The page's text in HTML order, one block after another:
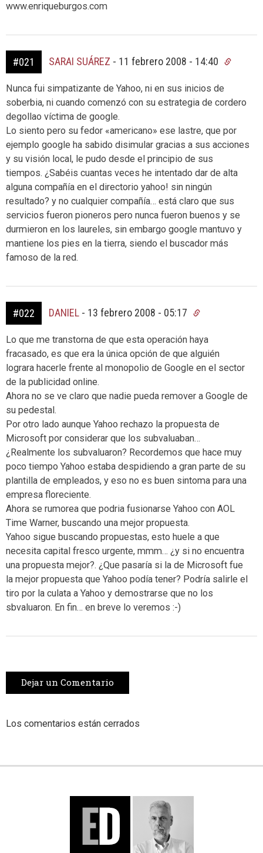
www.enriqueburgos.com
#021 SARAI SUÁREZ - 11 febrero 2008 - 14:40
Nunca fui simpatizante de Yahoo, ni en sus inicios de
soberbia, ni cuando comenzó con su estrategia de cordero
degollao víctima de google.
Lo siento pero su fedor «americano» ese lastre, que por
ejemplo google ha sabido disimular gracias a sus acciones
y su visión local, le pudo desde el principio de sus
tiempos. ¿Sabéis cuantas veces he intentado dar de alta
alguna compañía en el directorio yahoo! sin ningún
resultado? y no cualquier compañía… está claro que sus
servicios fueron pioneros pero nunca fueron buenos y se
durmieron en los laureles, sin embargo google mantuvo y
mantiene los pies en la tierra, siendo el buscador más
famoso de la red.
#022 DANIEL - 13 febrero 2008 - 05:17
Lo que me transtorna de que esta operación haya
fracasado, es que era la única opción de que alguién
lograra hacerle frente al monopolio de Google en el sector
de la publicidad online.
Ahora no se ve claro que nadie pueda remover a Google de
su pedestal.
Por otro lado aunque Yahoo rechazo la propuesta de
Microsoft por considerar que los subvaluaban…
¿Realmente los subvaluaron? Recordemos que hace muy
poco tiempo Yahoo estaba despidiendo a gran parte de su
plantilla de empleados, y eso no es buen sintoma para una
empresa floreciente.
Ahora se rumorea que podria fusionarse Yahoo con AOL
Time Warner, buscando una mejor propuesta.
Yahoo sigue buscando propuestas, esto huele a que
necesita capital fresco urgente, mmm… ¿y si no encuentra
una propuesta mejor?. ¿Que pasaría si la de Microsoft fue
la mejor propuesta que Yahoo podía tener? Podría salirle el
tiro por la culata a Yahoo y demostrarse que no los
sbvaluaron. En fin… en breve lo veremos :-)
Dejar un Comentario
Los comentarios están cerrados